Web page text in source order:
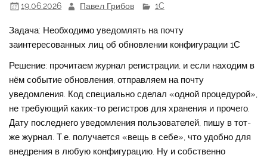
19.06.2026 Павел Грибов 1C
Задача: Необходимо уведомлять на почту
заинтересованных лиц об обновлении конфигурации 1С
Решение: прочитаем журнал регистрации, и если находим в
нём событие обновления, отправляем на почту
уведомления. Код специально сделал «одной процедурой»,
не требующий каких-то регистров для хранения и прочего.
Дату последнего уведомления пользователей, пишу в тот-
же журнал. Т.е. получается «вещь в себе», что удобно для
внедрения в любую конфигурацию. Ну и собственно